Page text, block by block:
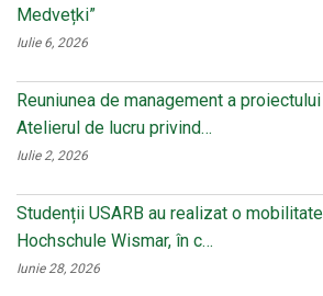
Medvețki”
Iulie 6, 2026
Reuniunea de management a
Atelierul de lucru privind…
Iulie 2, 2026
Studenții USARB au realizat o
Hochschule Wismar, în c…
Iunie 28, 2026